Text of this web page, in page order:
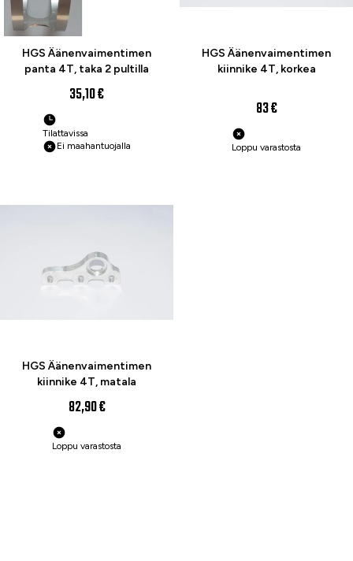
HGS Äänenvaimentimen
panta 4T, taka 2 pultilla
35,10 €
Tilattavissa
Ei maahantuojalla
HGS Äänenvaimentimen
kiinnike 4T, korkea
83 €
Loppu varastosta
HGS Äänenvaimentimen
kiinnike 4T, matala
82,90 €
Loppu varastosta